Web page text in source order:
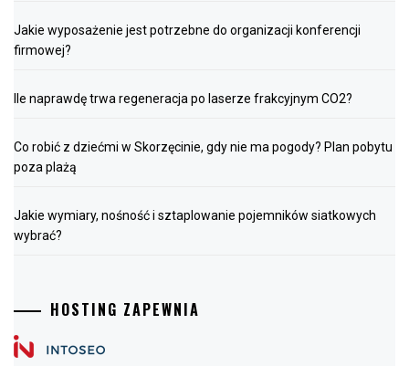
Jakie wyposażenie jest potrzebne do organizacji konferencji
firmowej?
Ile naprawdę trwa regeneracja po laserze frakcyjnym CO2?
Co robić z dziećmi w Skorzęcinie, gdy nie ma pogody? Plan pobytu
poza plażą
Jakie wymiary, nośność i sztaplowanie pojemników siatkowych
wybrać?
HOSTING ZAPEWNIA